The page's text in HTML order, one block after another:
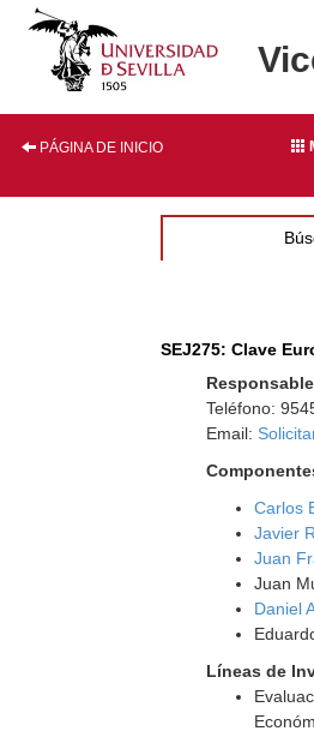
PÁGINA DE INICIO
SEJ275: Clave
Teléfono:
Email:
Carlos
Javier
Juan
Juan
Daniel
Líneas de